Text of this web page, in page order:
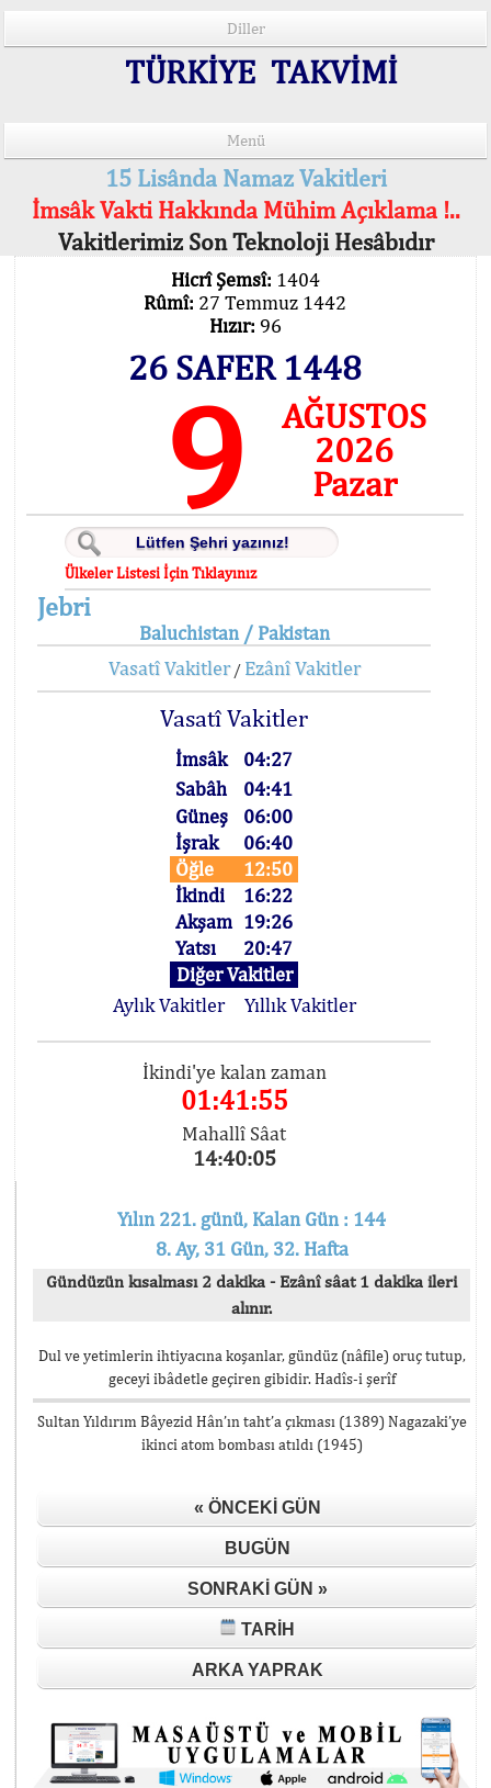
Diller
TÜRKİYE TAKVİMİ
Menü
15 Lisânda Namaz Vakitleri
İmsâk Vakti Hakkında Mühim Açıklama !..
Vakitlerimiz Son Teknoloji Hesâbıdır
Hicrî Şemsî: 1404
Rûmî: 27 Temmuz 1442
Hızır: 96
26 SAFER 1448
9
AĞUSTOS
2026
Pazar
Ülkeler Listesi İçin Tıklayınız
Jebri
Baluchistan / Pakistan
Vasatî Vakitler/ Ezânî Vakitler
Vasatî Vakitler
İmsâk
04:27
Sabâh
04:41
Güneş
06:00
İşrak
06:40
Öğle
12:50
İkindi
16:22
Akşam 19:26
Yatsı
20:47
Diğer Vakitler
Aylık Vakitler
Yıllık Vakitler
İkindi'ye kalan zaman
01:41:55
Mahallî Sâat
14:40:05
Yılın 221. günü, Kalan Gün : 144
8. Ay, 31 Gün, 32. Hafta
Gündüzün kısalması 2 dakika - Ezânî sâat 1 dakika ileri
alınır.
Dul ve yetimlerin ihtiyacına koşanlar, gündüz (nâfile) oruç tutup,
geceyi ibâdetle geçiren gibidir. Hadîs-i şerîf
Sultan Yıldırım Bâyezid Hân’ın taht’a çıkması (1389) Nagazaki’ye
ikinci atom bombası atıldı (1945)
« ÖNCEKI GÜN
BUGÜN
SONRAKI GÜN »
TARIH
ARKA YAPRAK